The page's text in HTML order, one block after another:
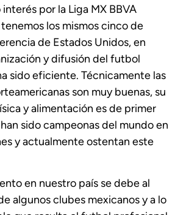
por la Liga MX BBVA
los mismos cinco de
de Estados Unidos, en
y difusión del futbol
sido eficiente. Técnicamente las
son muy buenas, su
y alimentación es de primer
sido campeonas del mundo en
y actualmente ostentan este
en nuestro país se debe al
algunos clubes mexicanos y a lo